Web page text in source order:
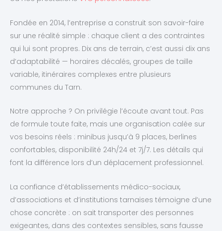
Fondée en 2014, l’entreprise a construit son savoir-faire
sur une réalité simple : chaque client a des contraintes
qui lui sont propres. Dix ans de terrain, c’est aussi dix ans
d’adaptabilité — horaires décalés, groupes de taille
variable, itinéraires complexes entre plusieurs
communes du Tarn.
Notre approche ? On privilégie l’écoute avant tout. Pas
de formule toute faite, mais une organisation calée sur
vos besoins réels : minibus jusqu’à 9 places, berlines
confortables, disponibilité 24h/24 et 7j/7. Les détails qui
font la différence lors d’un déplacement professionnel.
La confiance d’établissements médico-sociaux,
d’associations et d’institutions tarnaises témoigne d’une
chose concrète : on sait transporter des personnes
exigeantes, dans des contextes sensibles, sans fausse